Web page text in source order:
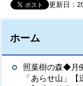
更新日：
ホーム
照葉樹の森◆月
「あらせ山」【